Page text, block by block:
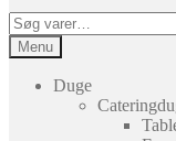
Søg
efter:
Menu
Duge